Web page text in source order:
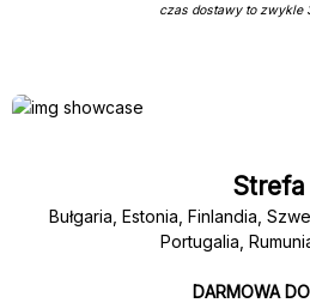
czas dostawy to zwykle
Bułgaria, Estonia, Finlandia,
Portugalia,
DARMOWA